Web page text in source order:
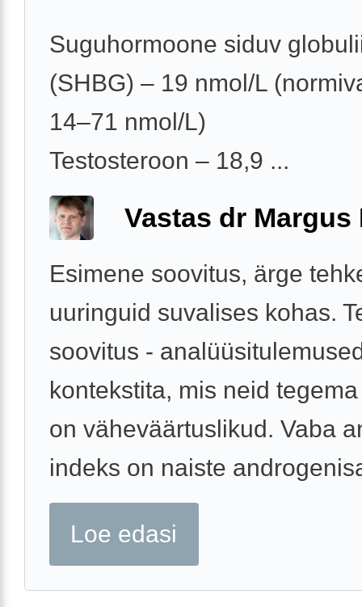
Suguhormoone siduv
(SHBG) – 19 nmol/L
14–71 nmol/L)
Testosteroon – 18,9 ...
Vastas dr Margus
Esimene soovitus, ärge
uuringuid suvalises kohas.
soovitus -
kontekstita, mis neid
on väheväärtuslikud. Vaba
indeks on naiste
Loe edasi